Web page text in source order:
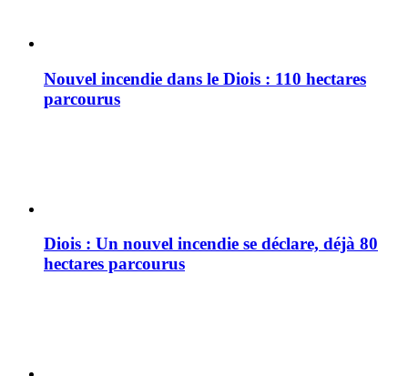
Nouvel incendie dans le Diois : 110 hectares
parcourus
Diois : Un nouvel incendie se déclare, déjà 80
hectares parcourus